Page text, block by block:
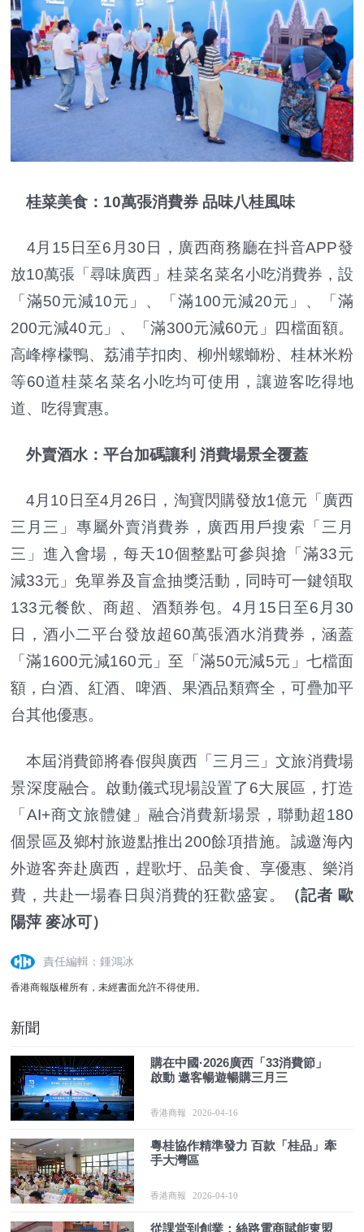
桂菜美食：10萬張消費券 品味八桂風味
4月15日至6月30日，廣西商務廳在抖音APP發
放10萬張「尋味廣西」桂菜名菜名小吃消費券，設
「滿50元減10元」、「滿100元減20元」、「滿
200元減40元」、「滿300元減60元」四檔面額。
高峰檸檬鴨、荔浦芋扣肉、柳州螺螄粉、桂林米粉
等60道桂菜名菜名小吃均可使用，讓遊客吃得地
道、吃得實惠。
外賣酒水：平台加碼讓利 消費場景全覆蓋
4月10日至4月26日，淘寶閃購發放1億元「廣西
三月三」專屬外賣消費券，廣西用戶搜索「三月
三」進入會場，每天10個整點可參與搶「滿33元
減33元」免單券及盲盒抽獎活動，同時可一鍵領取
133元餐飲、商超、酒類券包。4月15日至6月30
日，酒小二平台發放超60萬張酒水消費券，涵蓋
「滿1600元減160元」至「滿50元減5元」七檔面
額，白酒、紅酒、啤酒、果酒品類齊全，可疊加平
台其他優惠。
本屆消費節將春假與廣西「三月三」文旅消費場
景深度融合。啟動儀式現場設置了6大展區，打造
「AI+商文旅體健」融合消費新場景，聯動超180
個景區及鄉村旅遊點推出200餘項措施。誠邀海內
外遊客奔赴廣西，趕歌圩、品美食、享優惠、樂消
費，共赴一場春日與消費的狂歡盛宴。
（記者 歐
陽萍 麥冰可）
責任編輯：鍾鴻冰
香港商報版權所有，未經書面允許不得使用。
新聞
購在中國·2026廣西「33消費節」
啟動 邀客暢遊暢購三月三
香港商報 2026-04-16
粵桂協作精準發力 百款「桂品」牽
手大灣區
香港商報 2026-04-10
從課堂到創業：絲路電商賦能東盟